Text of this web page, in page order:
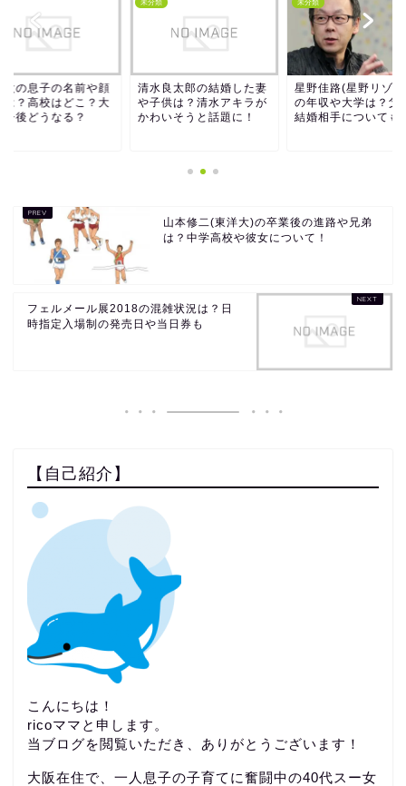
太の息子の名前や顔
は？高校はどこ？大
今後どうなる？
未分類
清水良太郎の結婚した妻
や子供は？清水アキラが
かわいそうと話題に！
未分類
星野佳路(星野リゾ
の年収や大学は？父
結婚相手についても
山本修二(東洋大)の卒業後の進路や兄弟
は？中学高校や彼女について！
フェルメール展2018の混雑状況は？日
時指定入場制の発売日や当日券も
【自己紹介】
こんにちは！
ricoママと申します。
当ブログを閲覧いただき、ありがとうございます！
大阪在住で、一人息子の子育てに奮闘中の40代スー女